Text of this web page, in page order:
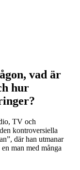
vad är
hur
TV och
kontroversiella
där han utmanar
man med många